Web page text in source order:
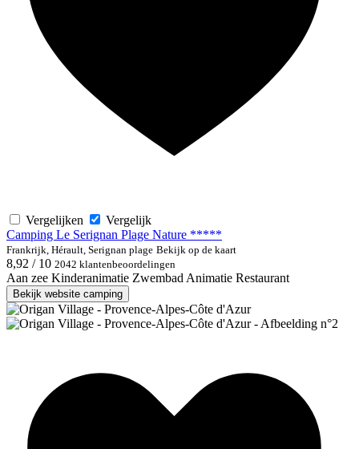
Vergelijken
Vergelijk
Camping Le Serignan Plage Nature *****
Frankrijk, Hérault, Serignan plage Bekijk op de kaart
8,92 / 10 2042 klantenbeoordelingen
Aan zee Kinderanimatie ZwembadAnimatie Restaurant
Bekijk website camping